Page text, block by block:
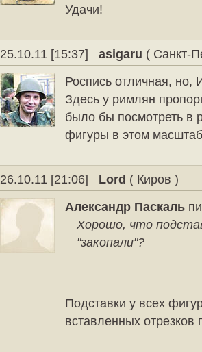
Удачи!
25.10.11 [15:37] asigaru ( Санкт-
Роспись отличная,
Здесь у римлян
было бы посмотреть в
фигуры в этом
26.10.11 [21:06] Lord ( Киров )
Александр Паскаль
Хорошо, что
"закопали"?
Подставки у всех
вставленных отрезков